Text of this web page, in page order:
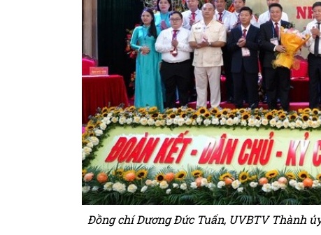
Đồng chí Dương Đức Tuấn, UVBTV Thành